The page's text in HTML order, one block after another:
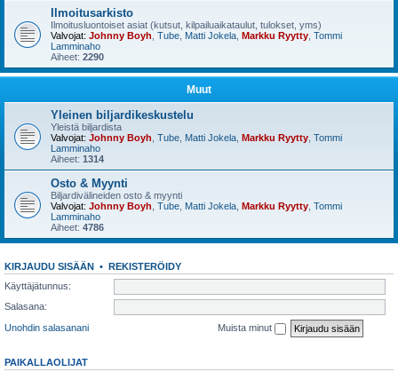
Ilmoitusarkisto
Ilmoitusluontoiset asiat (kutsut, kilpailuaikataulut, tulokset, yms)
Valvojat: Johnny Boyh Tube Matti Jokela Markku Ryytty Tommi
Lamminaho
Aiheet: 2290
Muut
Yleinen biljardikeskustelu
Yleistä biljardista
Valvojat: Johnny Boyh Tube Matti Jokela Markku Ryytty Tommi
Lamminaho
Aiheet: 1314
Osto & Myynti
Biljardivälineiden osto & myynti
Valvojat: Johnny Boyh Tube Matti Jokela Markku Ryytty Tommi
Lamminaho
Aiheet: 4786
KIRJAUDU SISÄÄN • REKISTERÖIDY
Käyttäjätunnus:
Salasana:
Unohdin salasanani
Muista minut
PAIKALLAOLIJAT